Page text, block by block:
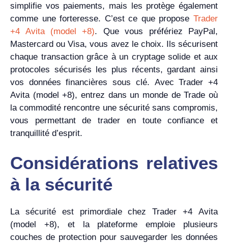
simplifie vos paiements, mais les protège également
comme une forteresse. C’est ce que propose Trader
+4 Avita (model +8). Que vous préfériez PayPal,
Mastercard ou Visa, vous avez le choix. Ils sécurisent
chaque transaction grâce à un cryptage solide et aux
protocoles sécurisés les plus récents, gardant ainsi
vos données financières sous clé. Avec Trader +4
Avita (model +8), entrez dans un monde de Trade où
la commodité rencontre une sécurité sans compromis,
vous permettant de trader en toute confiance et
tranquillité d’esprit.
Considérations relatives
à la sécurité
La sécurité est primordiale chez Trader +4 Avita
(model +8), et la plateforme emploie plusieurs
couches de protection pour sauvegarder les données